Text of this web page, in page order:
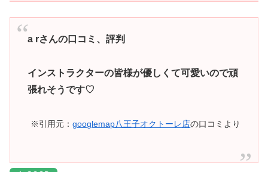
a rさんの口コミ、評判
インストラクターの皆様が優しくて可愛いので頑
張れそうです♡
※引用元：googlemap八王子オクトーレ店の口コミより